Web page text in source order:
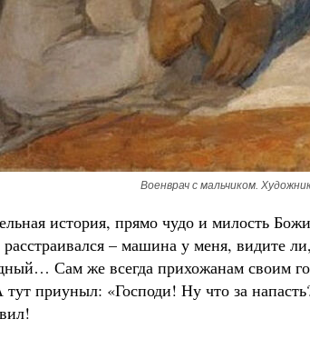
Военврач с мальчиком.
история, прямо чудо и милость
– машина у меня, видите
Сам же всегда прихожанам своим
тут приуныл: «Господи! Ну что за